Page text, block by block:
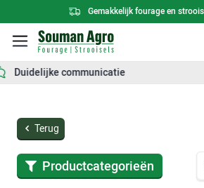
Gemakkelijk fourage en
Terug
Productcategorieën